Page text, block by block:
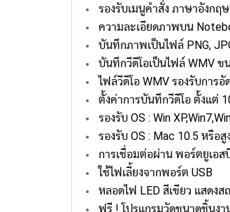
รองรับเมนูคำสั่ง ภาษาอังกฤ
ความละเอียดภาพบน
บันทึกภาพเป็นไฟล์ PNG,
บันทึกวีดีโอเป็นไฟล์ WMV ข
ไฟล์วีดีโอ WMV รองรับการอั
ตั้งค่าการบันทึกวีดีโอ ตั้งแต่
รองรับ OS : Win
รองรับ OS : Mac 10.5 หรือสู
การเชื่อมต่อผ่าน พอร์ตยูเอส
ใช้ไฟเลี้ยงจากพอร์ต USB
หลอดไฟ LED สีเขียว แสดงส
ฟรี ! โปรแกรมวัดขนาดชิ้นงา